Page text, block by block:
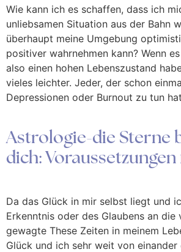
Wie kann ich es schaffen, dass ich
unliebsamen Situation aus der Bahn
überhaupt meine Umgebung
positiver wahrnehmen kann? Wenn
also einen hohen Lebenszustand
vieles leichter. Jeder, der schon
Depressionen oder Burnout zu tun
Astrologie-die Sterne
dich:
Da das Glück in mir selbst liegt und
Erkenntnis oder des Glaubens an
gewagte These Zeiten in meinem
Glück und ich sehr weit von einander